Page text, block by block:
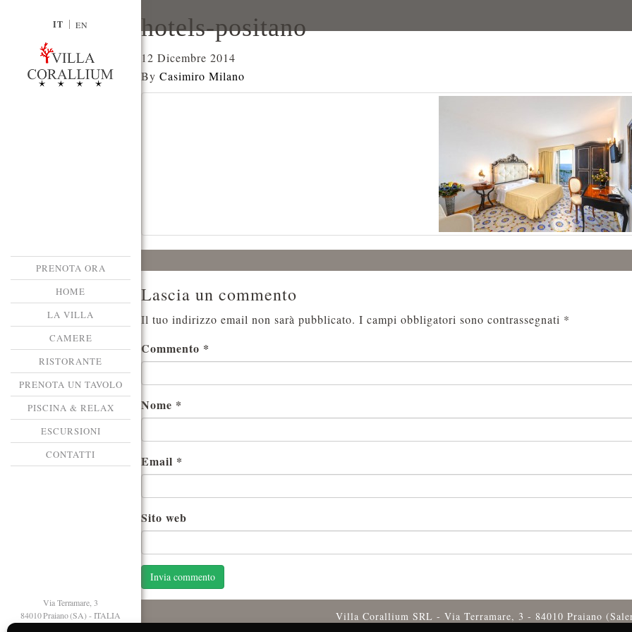
IT EN
PRENOTA ORA
HOME
LA VILLA
CAMERE
RISTORANTE
PRENOTA UN TAVOLO
PISCINA & RELAX
ESCURSIONI
CONTATTI
Via Terramare, 3
84010 Praiano (SA) - ITALIA
hotels-positano
12 Dicembre 2014
By Casimiro Milano
Lascia un commento
Il tuo indirizzo email non sarà pubblicato. I campi obbligatori sono contrassegnati *
Commento *
Nome *
Email *
Sito web
Villa Corallium SRL - Via Terramare, 3 - 84010 Praiano